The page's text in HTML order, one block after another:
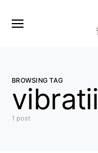
BROWSING TAG
vibratii
1 post